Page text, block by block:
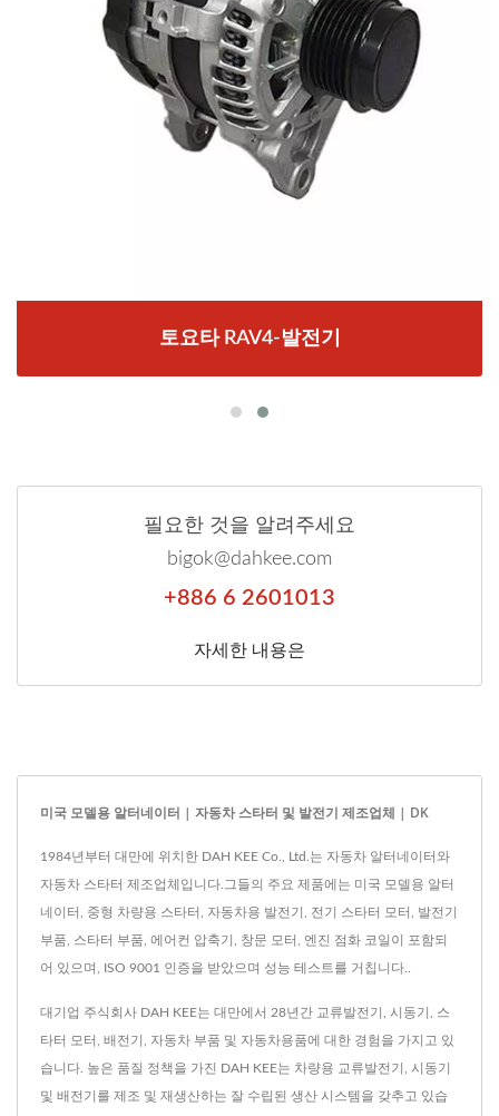
토요타 RAV4-발전기
필요한 것을 알려주세요
bigok@dahkee.com
+886 6 2601013
자세한 내용은
미국 모델용 알터네이터 | 자동차 스타터 및 발전기 제조업체 | DK
1984년부터 대만에 위치한 DAH KEE Co., Ltd.는 자동차 알터네이터와
자동차 스타터 제조업체입니다.그들의 주요 제품에는 미국 모델용 알터
네이터, 중형 차량용 스타터, 자동차용 발전기, 전기 스타터 모터, 발전기
부품, 스타터 부품, 에어컨 압축기, 창문 모터, 엔진 점화 코일이 포함되
어 있으며, ISO 9001 인증을 받았으며 성능 테스트를 거칩니다..
대기업 주식회사 DAH KEE는 대만에서 28년간 교류발전기, 시동기, 스
타터 모터, 배전기, 자동차 부품 및 자동차용품에 대한 경험을 가지고 있
습니다. 높은 품질 정책을 가진 DAH KEE는 차량용 교류발전기, 시동기
및 배전기를 제조 및 재생산하는 잘 수립된 생산 시스템을 갖추고 있습